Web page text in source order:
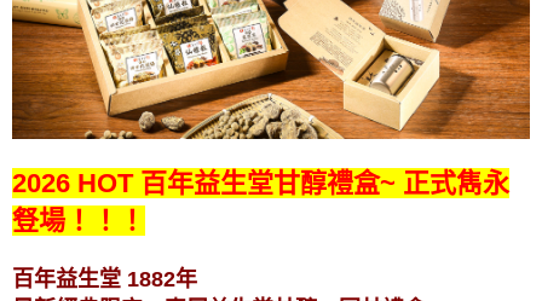
2026 HOT 百年益生堂甘醇禮盒~ 正式雋永
豋場！！！
百年益生堂 1882年